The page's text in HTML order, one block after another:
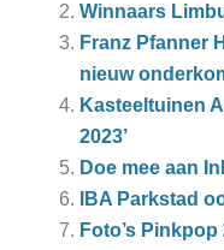
Winnaars
Franz Pfanner
nieuw
Kasteeltuinen
2023’
Doe mee aan
IBA Parkstad
Foto’s Pinkpop